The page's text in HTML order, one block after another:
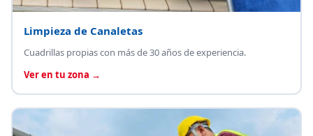
Limpieza de Canaletas
Cuadrillas propias con más de 30 años de experiencia.
Ver en tu zona →